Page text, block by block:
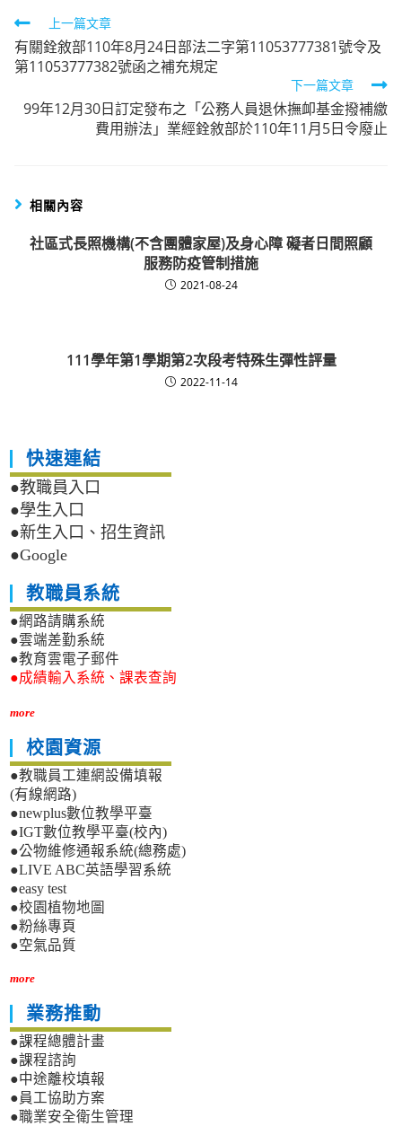
Read
more
articles
上一篇文章
有關銓敘部110年8月24日部法二字第11053777381號令及
第11053777382號函之補充規定
下一篇文章
99年12月30日訂定發布之「公務人員退休撫卹基金撥補繳
費用辦法」業經銓敘部於110年11月5日令廢止
相關內容
社區式長照機構(不含團體家屋)及身心障 礙者日間照顧
服務防疫管制措施
2021-08-24
111學年第1學期第2次段考特殊生彈性評量
2022-11-14
快速連結
●教職員入口
●學生入口
●新生入口、招生資訊
●Google
教職員系統
●網路請購系統
●雲端差勤系統
●教育雲電子郵件
●成績輸入系統、課表查詢
more
校園資源
●教職員工連網設備填報
(有線網路)
●newplus數位教學平臺
●IGT數位教學平臺(校內)
●公物維修通報系統(總務處)
●LIVE ABC英語學習系統
●easy test
●校園植物地圖
●粉絲專頁
●空氣品質
more
業務推動
●課程總體計畫
●課程諮詢
●中途離校填報
●員工協助方案
●職業安全衛生管理